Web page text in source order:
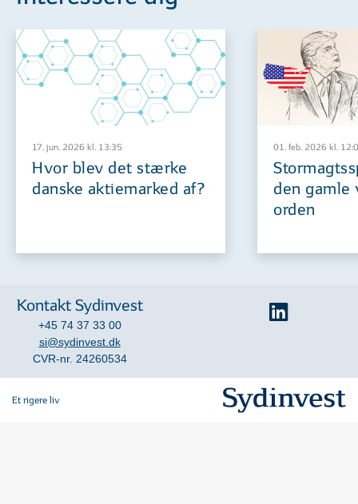
17. jun. 2026 kl. 13:35
Hvor blev det stærke
danske aktiemarked af?
01. feb. 2026 kl.
den
orden
Kontakt Sydinvest
+45 74 37 33 00
si@sydinvest.dk
CVR-nr. 24260534
Et rigere liv